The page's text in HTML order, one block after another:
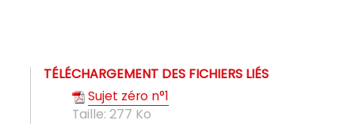
TÉLÉCHARGEMENT DES FICHIERS LIÉS
Sujet zéro n°1
Taille: 277 Ko